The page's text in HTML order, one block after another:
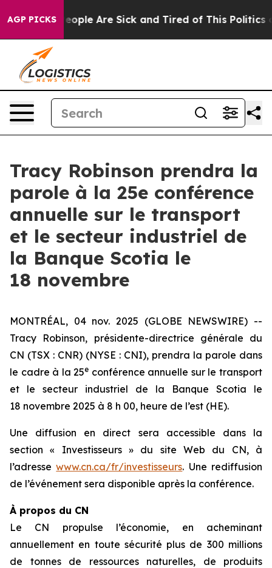
AGP PICKS
Win: “People Are Sick and Tired of This Politics of
Tracy Robinson prendra la
parole à la 25e conférence
annuelle sur le transport
et le secteur industriel de
la Banque Scotia le
18 novembre
MONTRÉAL, 04 nov. 2025 (GLOBE NEWSWIRE) --
Tracy Robinson, présidente-directrice générale du
CN (TSX : CNR) (NYSE : CNI), prendra la parole dans
le cadre à la 25e conférence annuelle sur le transport
et le secteur industriel de la Banque Scotia le
18 novembre 2025 à 8 h 00, heure de l’est (HE).
Une diffusion en direct sera accessible dans la
section « Investisseurs » du site Web du CN, à
l’adressewww.cn.ca/fr/investisseurs. Une rediffusion
de l’événement sera disponible après la conférence.
À propos du CN
Le CN propulse l’économie, en acheminant
annuellement en toute sécurité plus de 300 millions
de tonnes de ressources naturelles, de produits